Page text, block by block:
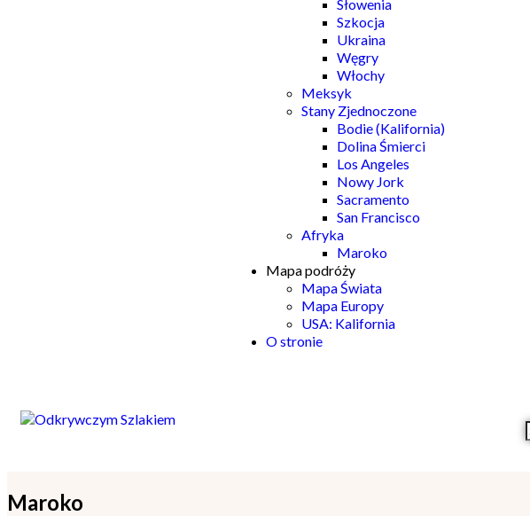
Słowenia
Szkocja
Ukraina
Węgry
Włochy
Meksyk
Stany Zjednoczone
Bodie (Kalifornia)
Dolina Śmierci
Los Angeles
Nowy Jork
Sacramento
San Francisco
Afryka
Maroko
Mapa podróży
Mapa Świata
Mapa Europy
USA: Kalifornia
O stronie
Maroko